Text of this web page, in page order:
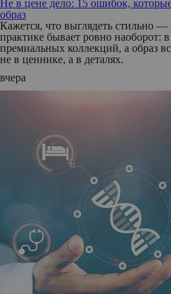
Не в цене дело: 15 ошибок,
образ
Кажется, что выглядеть стильно
практике бывает ровно наоборот:
премиальных коллекций, а образ
не в ценнике, а в деталях.
вчера